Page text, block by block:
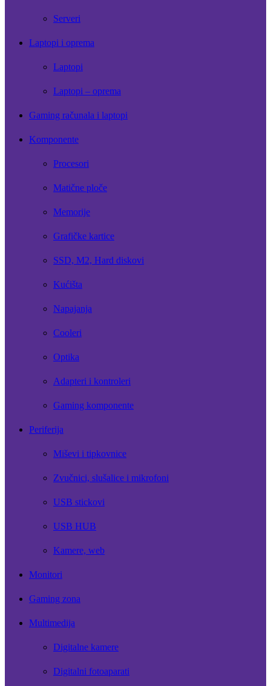
Serveri
Laptopi i oprema
Laptopi
Laptopi – oprema
Gaming računala i laptopi
Komponente
Procesori
Matične ploče
Memorije
Grafičke kartice
SSD, M2, Hard diskovi
Kućišta
Napajanja
Cooleri
Optika
Adapteri i kontroleri
Gaming komponente
Periferija
Miševi i tipkovnice
Zvučnici, slušalice i mikrofoni
USB stickovi
USB HUB
Kamere, web
Monitori
Gaming zona
Multimedija
Digitalne kamere
Digitalni fotoaparati